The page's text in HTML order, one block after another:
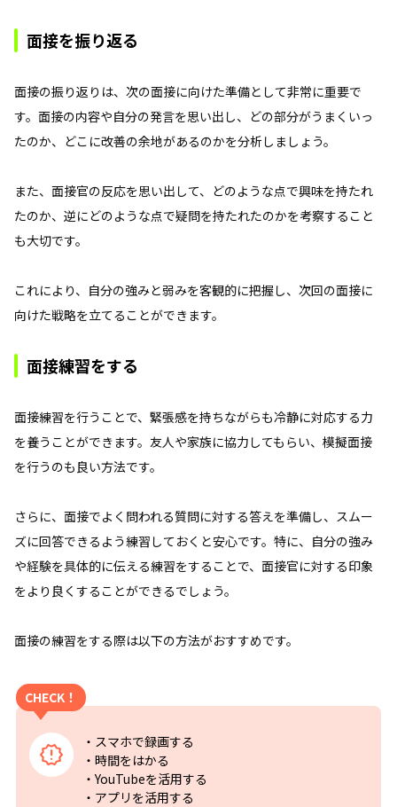
面接を振り返る
面接の振り返りは、次の面接に向けた準備として非常に重要で
す。面接の内容や自分の発言を思い出し、どの部分がうまくいっ
たのか、どこに改善の余地があるのかを分析しましょう。
また、面接官の反応を思い出して、どのような点で興味を持たれ
たのか、逆にどのような点で疑問を持たれたのかを考察すること
も大切です。
これにより、自分の強みと弱みを客観的に把握し、次回の面接に
向けた戦略を立てることができます。
面接練習をする
面接練習を行うことで、緊張感を持ちながらも冷静に対応する力
を養うことができます。友人や家族に協力してもらい、模擬面接
を行うのも良い方法です。
さらに、面接でよく問われる質問に対する答えを準備し、スムー
ズに回答できるよう練習しておくと安心です。特に、自分の強み
や経験を具体的に伝える練習をすることで、面接官に対する印象
をより良くすることができるでしょう。
面接の練習をする際は以下の方法がおすすめです。
CHECK！
・スマホで録画する
・時間をはかる
・YouTubeを活用する
・アプリを活用する